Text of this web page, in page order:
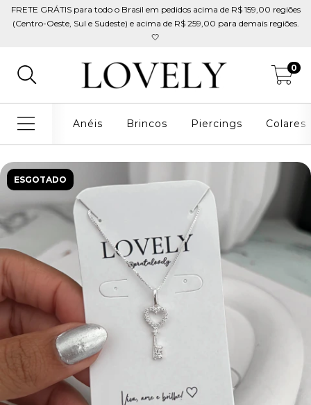
FRETE GRÁTIS para todo o Brasil em pedidos acima de R$ 159,00 regiões
(Centro-Oeste, Sul e Sudeste) e acima de R$ 259,00 para demais regiões.
🤍
0
Anéis Brincos Piercings Colares
ESGOTADO